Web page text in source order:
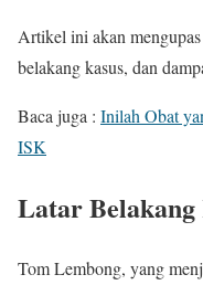
Artikel ini akan
belakang kasus, dan
Baca juga : Inilah Obat
ISK
Latar Belakang
Tom Lembong, yang